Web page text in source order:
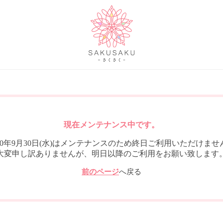
現在メンテナンス中です。
年9月30日(水)はメンテナンスのため終日ご利用いただけませ
変申し訳ありませんが、明日以降のご利用をお願い致します
前のページへ戻る